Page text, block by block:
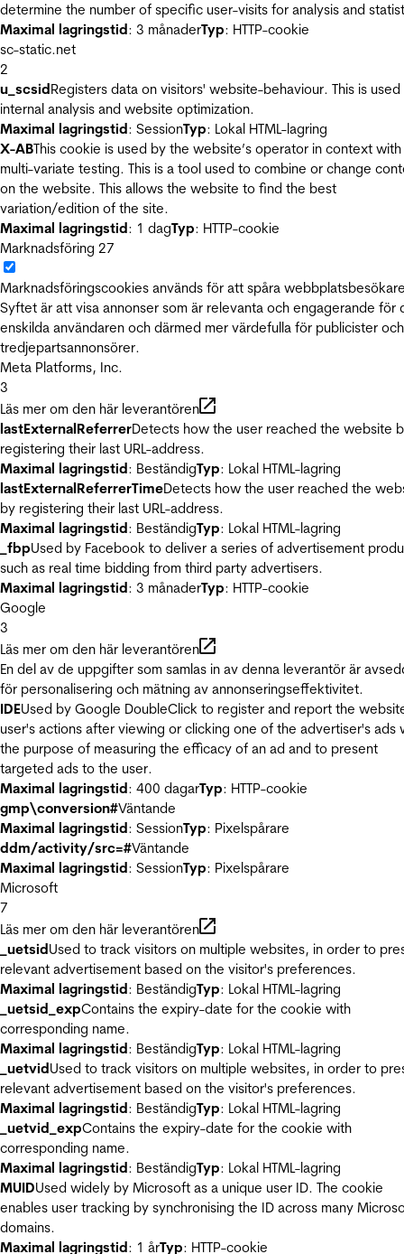
determine the number of specific user-visits for analysis and
Maximal lagringstid: 3 månaderTyp: HTTP-cookie
sc-static.net
2
u_scsidRegisters data on visitors' website-behaviour. This is
internal analysis and website optimization.
Maximal lagringstid: SessionTyp: Lokal HTML-lagring
X-ABThis cookie is used by the website’s operator in context with
multi-variate testing. This is a tool used to combine or change
on the website. This allows the website to find the best
variation/edition of the site.
Maximal lagringstid: 1 dagTyp: HTTP-cookie
Marknadsföring 27
Marknadsföringscookies används för att spåra
Syftet är att visa annonser som är relevanta och engagerande för
enskilda användaren och därmed mer värdefulla för publicister och
tredjepartsannonsörer.
Meta Platforms, Inc.
3
Läs mer om den här leverantören
lastExternalReferrerDetects how the user reached the website
registering their last URL-address.
Maximal lagringstid: BeständigTyp: Lokal HTML-lagring
lastExternalReferrerTimeDetects how the user reached the
by registering their last URL-address.
Maximal lagringstid: BeständigTyp: Lokal HTML-lagring
_fbpUsed by Facebook to deliver a series of advertisement
such as real time bidding from third party advertisers.
Maximal lagringstid: 3 månaderTyp: HTTP-cookie
Google
3
Läs mer om den här leverantören
En del av de uppgifter som samlas in av denna leverantör är
för personalisering och mätning av annonseringseffektivitet.
IDEUsed by Google DoubleClick to register and report the
user's actions after viewing or clicking one of the advertiser's ads
the purpose of measuring the efficacy of an ad and to present
targeted ads to the user.
Maximal lagringstid: 400 dagarTyp: HTTP-cookie
gmp\conversion#Väntande
Maximal lagringstid: SessionTyp: Pixelspårare
ddm/activity/src=#Väntande
Maximal lagringstid: SessionTyp: Pixelspårare
Microsoft
7
Läs mer om den här leverantören
_uetsidUsed to track visitors on multiple websites, in order to
relevant advertisement based on the visitor's preferences.
Maximal lagringstid: BeständigTyp: Lokal HTML-lagring
_uetsid_expContains the expiry-date for the cookie with
corresponding name.
Maximal lagringstid: BeständigTyp: Lokal HTML-lagring
_uetvidUsed to track visitors on multiple websites, in order to
relevant advertisement based on the visitor's preferences.
Maximal lagringstid: BeständigTyp: Lokal HTML-lagring
_uetvid_expContains the expiry-date for the cookie with
corresponding name.
Maximal lagringstid: BeständigTyp: Lokal HTML-lagring
MUIDUsed widely by Microsoft as a unique user ID. The cookie
enables user tracking by synchronising the ID across many
domains.
Maximal lagringstid: 1 årTyp: HTTP-cookie